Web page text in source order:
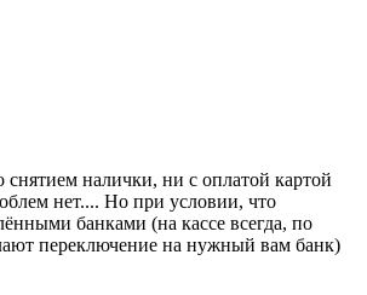
налички, ни с оплатой картой
нет.... Но при условии, что
банками (на кассе всегда, по
переключение на нужный вам банк)